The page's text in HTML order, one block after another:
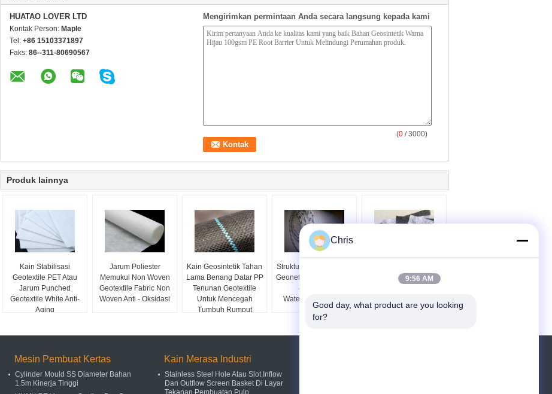
HUATAO LOVER LTD
Kontak Person: Maple
Tel: +86 15103371897
Faks: 86--311-80690567
Mengirimkan permintaan Anda secara langsung kepada kami
(0 / 3000)
Produk lainnya
Kain Stabilisasi
Geotextile PET Atau
Jarum Punched
Geotextile White Anti-
Aging
Jarum Poliester
Memukul Non Woven
Geotextile Fabric Non
Woven Anti - Oksidasi
Kain Geosintetik Tahan
Lama Benang Datar PP
Tenunan Geotextile
Untuk Mencegah
Tumbuh Rumput
Struktur Jaringan Hdpe
Geonet Komposit Lebar
4m Untuk
Waterproofing Atap
Geotextile Road Fabric
Mesin Pembuat Kertas
Cylinder Mould SS Diameter Bahan
1.5m Kinerja Tinggi
Kain Merasa Industri
Stainless Steel Hole Atau Slot Inflow
Dan Outflow Screen Basket Di Layar
Tekanan Pembuatan Pulp
Chris
9:56 AM
Good day, what product are you looking
for?